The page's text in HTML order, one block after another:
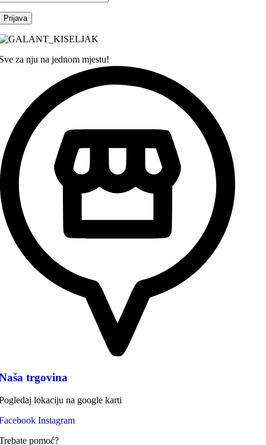
za nju na jednom mjestu!
trgovina
lokaciju na google karti
Instagram
pomoć?